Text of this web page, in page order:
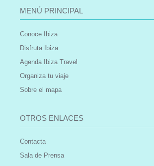
MENÚ PRINCIPAL
Conoce Ibiza
Disfruta Ibiza
Agenda Ibiza Travel
Organiza tu viaje
Sobre el mapa
OTROS ENLACES
Contacta
Sala de Prensa